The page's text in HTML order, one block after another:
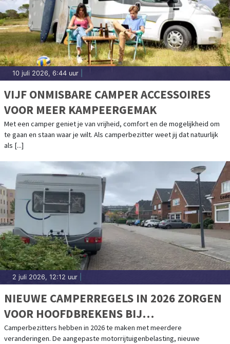
10 juli 2026, 6:44 uur
VIJF ONMISBARE CAMPER ACCESSOIRES
VOOR MEER KAMPEERGEMAK
Met een camper geniet je van vrijheid, comfort en de mogelijkheid om
te gaan en staan waar je wilt. Als camperbezitter weet jij dat natuurlijk
als [...]
2 juli 2026, 12:12 uur
NIEUWE CAMPERREGELS IN 2026 ZORGEN
VOOR HOOFDBREKENS BIJ
CAMPERBEZITTERS
Camperbezitters hebben in 2026 te maken met meerdere
veranderingen. De aangepaste motorrijtuigenbelasting, nieuwe